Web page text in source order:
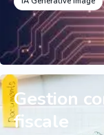
Gestion
fiscale